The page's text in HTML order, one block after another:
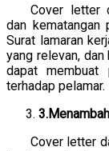
Cover letter
dan kematangan
Surat lamaran
yang relevan,
dapat membuat
terhadap pelamar.
Cover letter